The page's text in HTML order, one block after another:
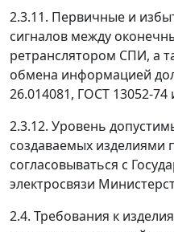
2.3.11. Первичные и
сигналов между
ретранслятором СПИ, а
обмена информацией
26.014081, ГОСТ 13052-74
2.3.12. Уровень
создаваемых изделиями
согласовываться с
электросвязи
2.4. Требования к